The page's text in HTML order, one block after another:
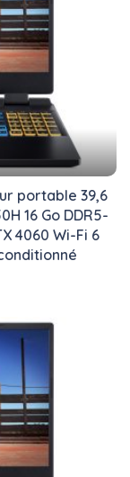
portable 39,6
16 Go DDR5-
4060 Wi-Fi 6